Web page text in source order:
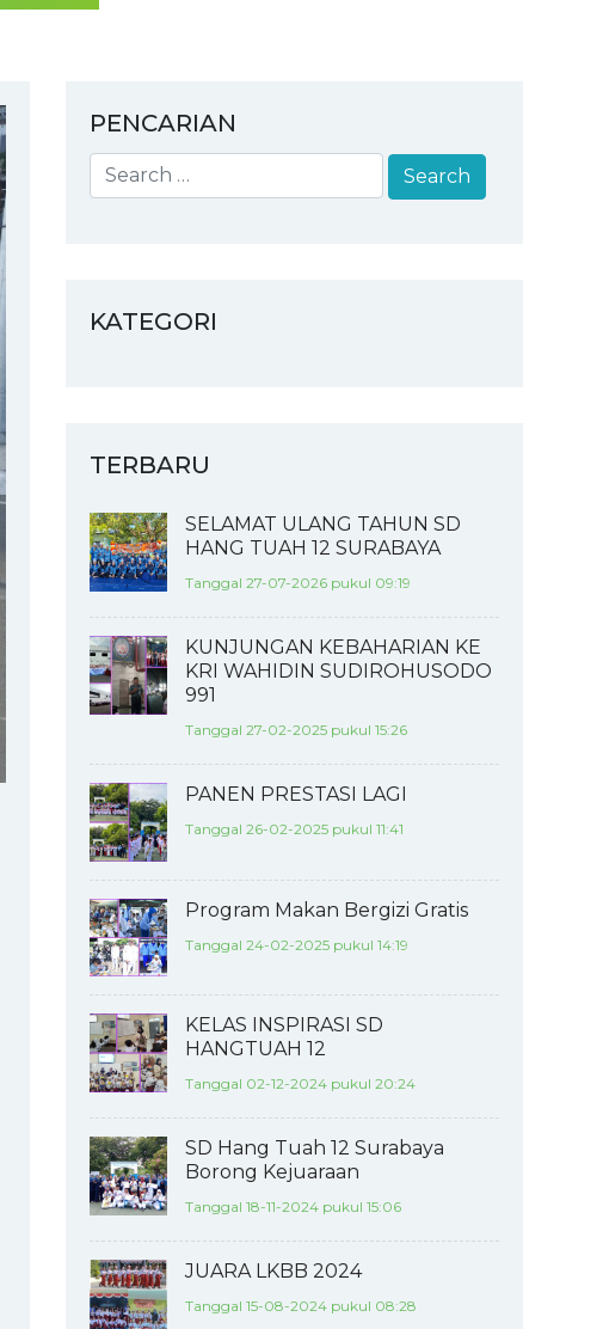
PENCARIAN
KATEGORI
TERBARU
SELAMAT ULANG TAHUN SD
HANG TUAH 12 SURABAYA
Tanggal 27-07-2026 pukul 09:19
KUNJUNGAN KEBAHARIAN KE
KRI WAHIDIN SUDIROHUSODO
991
Tanggal 27-02-2025 pukul 15:26
PANEN PRESTASI LAGI
Tanggal 26-02-2025 pukul 11:41
Program Makan Bergizi Gratis
Tanggal 24-02-2025 pukul 14:19
KELAS INSPIRASI SD
HANGTUAH 12
Tanggal 02-12-2024 pukul 20:24
SD Hang Tuah 12 Surabaya
Borong Kejuaraan
Tanggal 18-11-2024 pukul 15:06
JUARA LKBB 2024
Tanggal 15-08-2024 pukul 08:28